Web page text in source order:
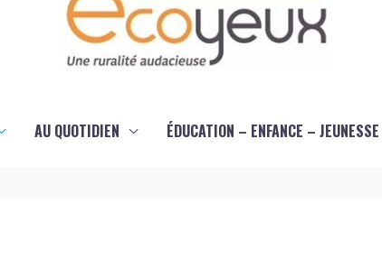
AU QUOTIDIEN ÉDUCATION – ENFANCE – JEUNESSE